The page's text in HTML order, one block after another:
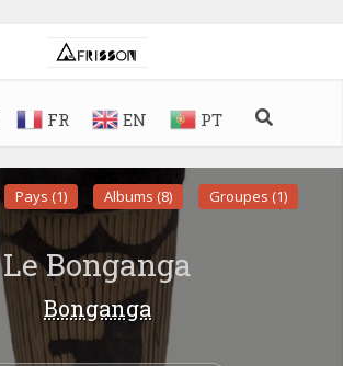
FR EN PT
Pays (1) Albums (8) Groupes (1)
Le Bonganga
Bonganga